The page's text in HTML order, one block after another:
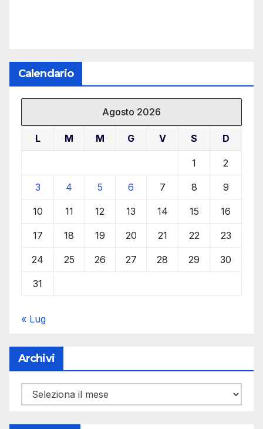
Calendario
Agosto 2026
L M M G V S D
1 2
3 4 5 6 7 8 9
10 11 12 13 14 15 16
17 18 19 20 21 22 23
24 25 26 27 28 29 30
31
« Lug
Archivi
Archivi